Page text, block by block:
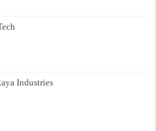
Industries